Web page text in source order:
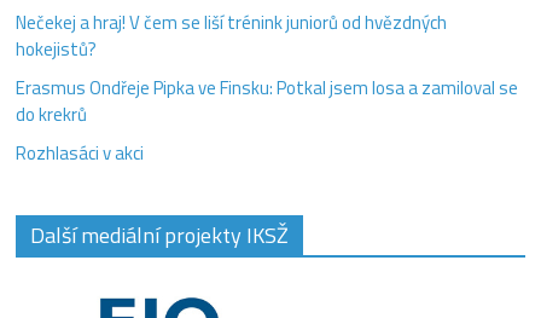
Nečekej a hraj! V čem se liší trénink juniorů od hvězdných
hokejistů?
Erasmus Ondřeje Pipka ve Finsku: Potkal jsem losa a zamiloval se
do krekrů
Rozhlasáci v akci
Další mediální projekty IKSŽ